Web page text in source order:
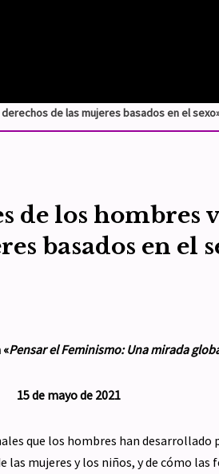
de las mujeres basados en el
de los hombres
basados en el
Pensar el Feminismo: Una mirada
15 de mayo de 2021
que los hombres han desarrollado
las mujeres y los niños, y de cómo